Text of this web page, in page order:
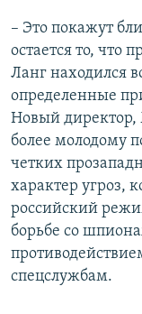
– Это покажут
остается то,
Ланг находился
определенные
Новый директор,
более молодому
четких
характер угроз,
российский
борьбе со
спецслужбам.